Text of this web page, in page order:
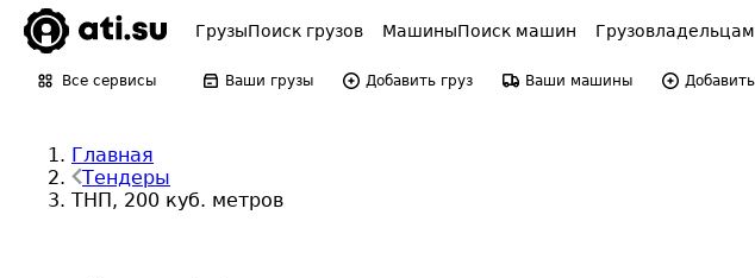
ГрузыПоиск грузов МашиныПоиск машин Грузовладельцам
Все сервисы Ваши грузы Добавить груз Ваши машины
Главная
Тендеры
ТНП, 200 куб. метров